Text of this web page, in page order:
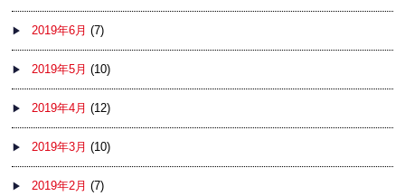
2019年6月 (7)
2019年5月 (10)
2019年4月 (12)
2019年3月 (10)
2019年2月 (7)